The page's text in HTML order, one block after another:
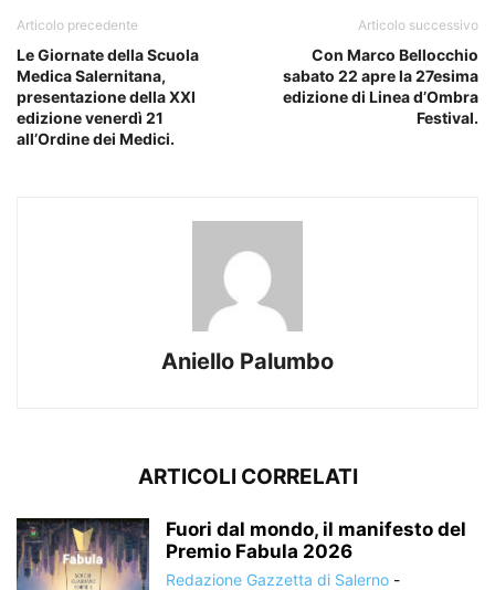
Articolo precedente
Le Giornate della Scuola
Medica Salernitana,
presentazione della XXI
edizione venerdì 21
all’Ordine dei Medici.
Articolo successivo
Con Marco Bellocchio
sabato 22 apre la 27esima
edizione di Linea d’Ombra
Festival.
Aniello Palumbo
ARTICOLI CORRELATI
Fuori dal mondo, il manifesto del
Premio Fabula 2026
Redazione Gazzetta di Salerno -